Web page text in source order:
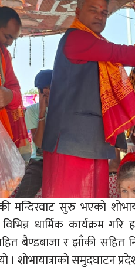
मन्दिरवाट सुरु भएको
धार्मिक कार्यक्रम
बैण्डबाजा र झाँकी सहित
। शोभायात्राको समुदघाटन